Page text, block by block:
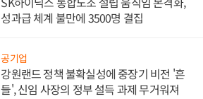
성과급 체계 불만에 3500명 결집
공기업
강원랜드 정책 불확실성에 중장기 비전 '흔
들', 신임 사장의 정부 설득 과제 무거워져